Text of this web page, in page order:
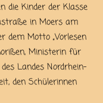
die Kinder der Klasse
in Moers am
dem Motto „Vorlesen
Ministerin für
Landes Nordrhein-
den Schülerinnen